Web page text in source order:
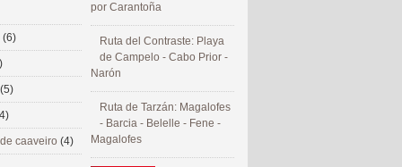
por Carantoña
Ruta del Contraste: Playa
de Campelo - Cabo Prior -
Narón
Ruta de Tarzán: Magalofes
- Barcia - Belelle - Fene -
Magalofes
(6)
(5)
caaveiro (4)